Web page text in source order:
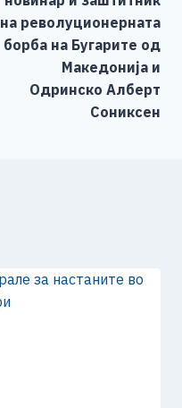
на револуционерната
борба на Бугарите од
Македонија и
Одринско Алберт
Сониксен